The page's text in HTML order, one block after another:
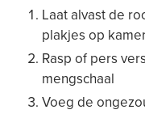
Laat alvast de
plakjes op
Rasp of pers
mengschaal
Voeg de